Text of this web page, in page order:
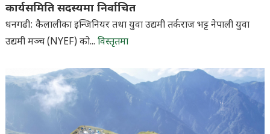
कार्यसमिति सदस्यमा निर्वाचित
धनगढी: कैलालीका इन्जिनियर तथा युवा उद्यमी तर्कराज भट्ट नेपाली युवा
उद्यमी मञ्च (NYEF) को... विस्तृतमा